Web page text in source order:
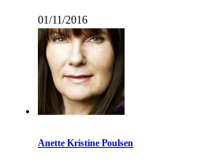
01/11/2016
Anette Kristine Poulsen